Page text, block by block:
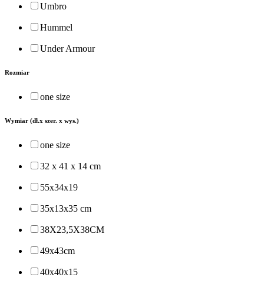
Umbro
Hummel
Under Armour
Rozmiar
one size
Wymiar (dł.x szer. x wys.)
one size
32 x 41 x 14 cm
55x34x19
35x13x35 cm
38X23,5X38CM
49x43cm
40x40x15